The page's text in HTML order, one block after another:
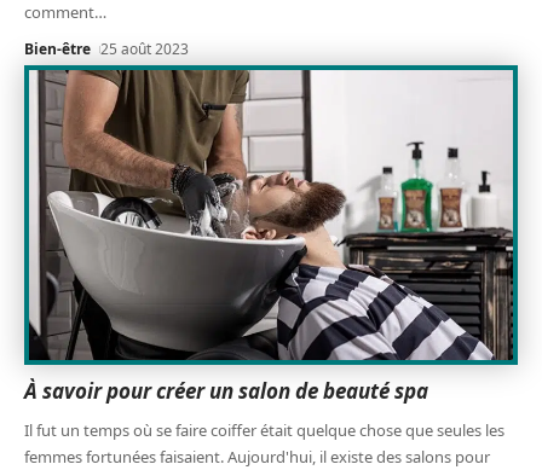
comment…
Bien-être 25 août 2023
À savoir pour créer un salon de beauté spa
Il fut un temps où se faire coiffer était quelque chose que seules les
femmes fortunées faisaient. Aujourd'hui, il existe des salons pour